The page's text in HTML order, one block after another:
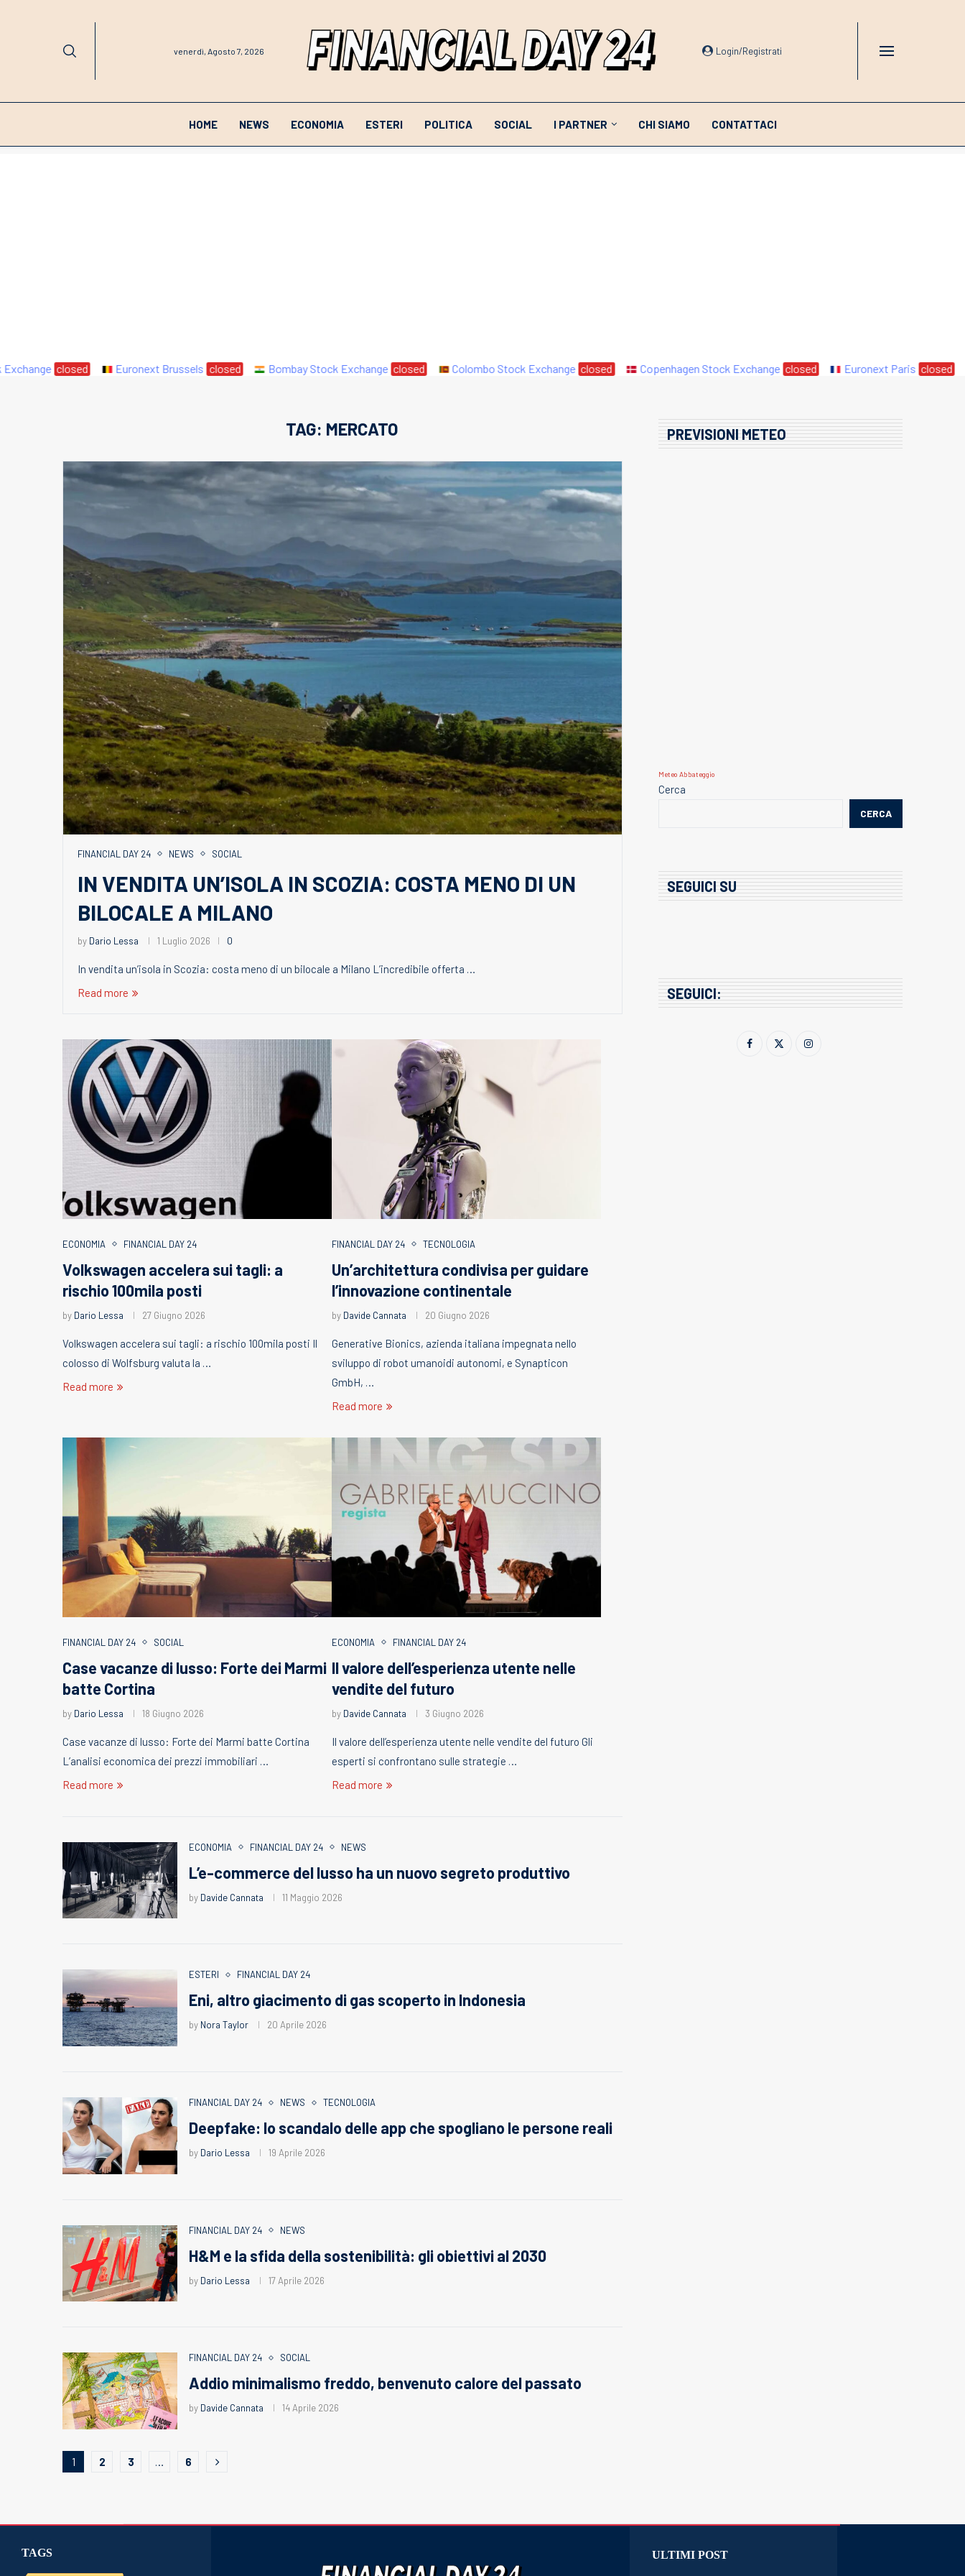
venerdì, Agosto 7, 2026 Login/Registrati
HOME NEWS ECONOMIA ESTERI POLITICA SOCIAL I PARTNER CHI SIAMO CONTATTACI
closed Euronext Brussels closed Bombay Stock Exchange closed Colombo Stock Exchange closed Copenhagen Stock Exchange closed Euronext Paris closed
TAG: MERCATO
FINANCIAL DAY 24 NEWS SOCIAL
IN VENDITA UN’ISOLA IN SCOZIA: COSTA MENO DI UN
BILOCALE A MILANO
by Dario Lessa 1 Luglio 2026 0
In vendita un’isola in Scozia: costa meno di un bilocale a Milano L’incredibile offerta …
Read more
ECONOMIA FINANCIAL DAY 24
Volkswagen accelera sui tagli: a
rischio 100mila posti
by Dario Lessa 27 Giugno 2026
Volkswagen accelera sui tagli: a rischio 100mila posti Il
colosso di Wolfsburg valuta la …
Read more
FINANCIAL DAY 24 TECNOLOGIA
Un’architettura condivisa per guidare
l’innovazione continentale
by Davide Cannata 20 Giugno 2026
Generative Bionics, azienda italiana impegnata nello
sviluppo di robot umanoidi autonomi, e Synapticon
GmbH, …
Read more
FINANCIAL DAY 24 SOCIAL
Case vacanze di lusso: Forte dei Marmi
batte Cortina
by Dario Lessa 18 Giugno 2026
Case vacanze di lusso: Forte dei Marmi batte Cortina
L’analisi economica dei prezzi immobiliari …
Read more
ECONOMIA FINANCIAL DAY 24
Il valore dell’esperienza utente nelle
vendite del futuro
by Davide Cannata 3 Giugno 2026
Il valore dell’esperienza utente nelle vendite del futuro Gli
esperti si confrontano sulle strategie …
Read more
ECONOMIA FINANCIAL DAY 24 NEWS
L’e-commerce del lusso ha un nuovo segreto produttivo
by Davide Cannata 11 Maggio 2026
ESTERI FINANCIAL DAY 24
Eni, altro giacimento di gas scoperto in Indonesia
by Nora Taylor 20 Aprile 2026
FINANCIAL DAY 24 NEWS TECNOLOGIA
Deepfake: lo scandalo delle app che spogliano le persone reali
by Dario Lessa 19 Aprile 2026
FINANCIAL DAY 24 NEWS
H&M e la sfida della sostenibilità: gli obiettivi al 2030
by Dario Lessa 17 Aprile 2026
FINANCIAL DAY 24 SOCIAL
Addio minimalismo freddo, benvenuto calore del passato
by Davide Cannata 14 Aprile 2026
1 2 3 … 6
PREVISIONI METEO
Meteo Abbateggio
Cerca
CERCA
SEGUICI SU
SEGUICI:
TAGS ULTIMI POST